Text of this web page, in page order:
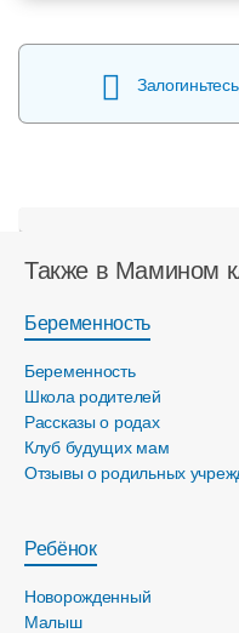
Также в Мамином
Беременность
Беременность
Школа родителей
Рассказы о родах
Клуб будущих мам
Отзывы о родильных
Ребёнок
Новорожденный
Малыш